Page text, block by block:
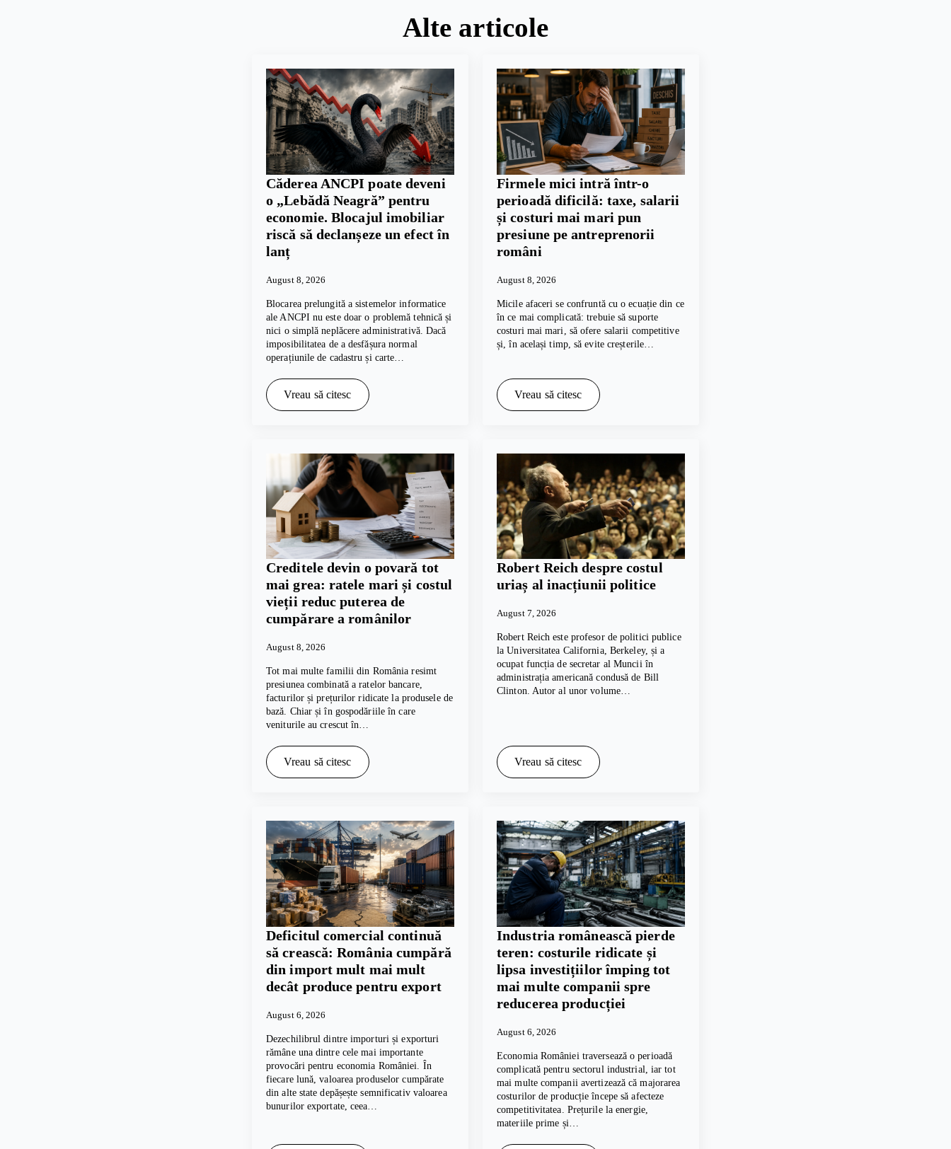
Alte articole
Căderea ANCPI poate deveni
o „Lebădă Neagră” pentru
economie. Blocajul imobiliar
riscă să declanșeze un efect în
lanț
August 8, 2026
Blocarea prelungită a sistemelor informatice
ale ANCPI nu este doar o problemă tehnică și
nici o simplă neplăcere administrativă. Dacă
imposibilitatea de a desfășura normal
operațiunile de cadastru și carte…
Vreau să citesc
Firmele mici intră într-o
perioadă dificilă: taxe, salarii
și costuri mai mari pun
presiune pe antreprenorii
români
August 8, 2026
Micile afaceri se confruntă cu o ecuație din ce
în ce mai complicată: trebuie să suporte
costuri mai mari, să ofere salarii competitive
și, în același timp, să evite creșterile…
Vreau să citesc
Creditele devin o povară tot
mai grea: ratele mari și costul
vieții reduc puterea de
cumpărare a românilor
August 8, 2026
Tot mai multe familii din România resimt
presiunea combinată a ratelor bancare,
facturilor și prețurilor ridicate la produsele de
bază. Chiar și în gospodăriile în care
veniturile au crescut în…
Vreau să citesc
Robert Reich despre costul
uriaș al inacțiunii politice
August 7, 2026
Robert Reich este profesor de politici publice
la Universitatea California, Berkeley, și a
ocupat funcția de secretar al Muncii în
administrația americană condusă de Bill
Clinton. Autor al unor volume…
Vreau să citesc
Deficitul comercial continuă
să crească: România cumpără
din import mult mai mult
decât produce pentru export
August 6, 2026
Dezechilibrul dintre importuri și exporturi
rămâne una dintre cele mai importante
provocări pentru economia României. În
fiecare lună, valoarea produselor cumpărate
din alte state depășește semnificativ valoarea
bunurilor exportate, ceea…
Industria românească pierde
teren: costurile ridicate și
lipsa investițiilor împing tot
mai multe companii spre
reducerea producției
August 6, 2026
Economia României traversează o perioadă
complicată pentru sectorul industrial, iar tot
mai multe companii avertizează că majorarea
costurilor de producție începe să afecteze
competitivitatea. Prețurile la energie,
materiile prime și…